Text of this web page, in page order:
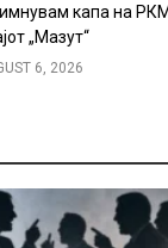
капа на
„Мазут“
6, 2026